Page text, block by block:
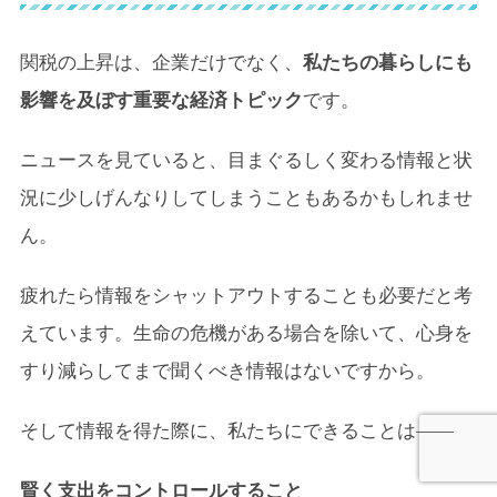
関税の上昇は、企業だけでなく、 私たちの暮らしにも
影響を及ぼす重要な経済トピックです。
ニュースを見ていると、目まぐるしく変わる情報と状
況に少しげんなりしてしまうこともあるかもしれませ
ん。
疲れたら情報をシャットアウトすることも必要だと考
えています。生命の危機がある場合を除いて、心身を
すり減らしてまで聞くべき情報はないですから。
そして情報を得た際に、私たちにできることは――
賢く支出をコントロールすること